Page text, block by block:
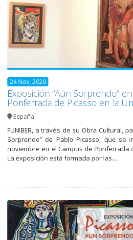
24 Nov, 2020
Exposición “Aún Sorprendo”
Ponferrada de Picasso en la
España
FUNIBER, a través de su Obra Cultural,
Sorprendo” de Pablo Picasso, que se
noviembre en el Campus de Ponferrada
La exposición está formada por las…